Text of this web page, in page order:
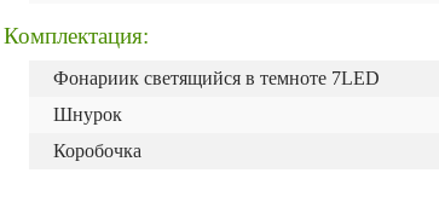
Комплектация:
Фонариик светящийся в темноте 7LED
Шнурок
Коробочка